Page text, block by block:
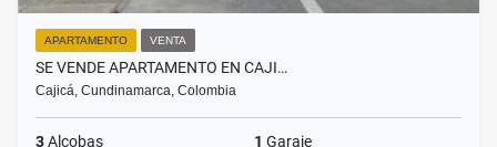
APARTAMENTO VENTA
SE VENDE APARTAMENTO EN CAJI…
Cajicá, Cundinamarca, Colombia
3Alcobas 1 Garaje